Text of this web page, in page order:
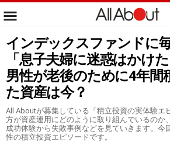
インデックスファンドに
「息子夫婦に迷惑はかけ
男性が老後のために4年間
た資産は今？
All Aboutが募集している「積立投資の実体験エ
方が資産運用にどのように取り組んでいるのか
成功体験から失敗事例などを見ていきます。今
性の積立投資エピソードです。